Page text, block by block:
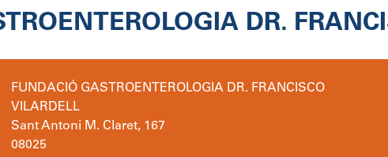
DR.
FUNDACIÓ GASTROENTEROLOGIA DR. FRANCISCO
VILARDELL
Sant Antoni M. Claret, 167
08025